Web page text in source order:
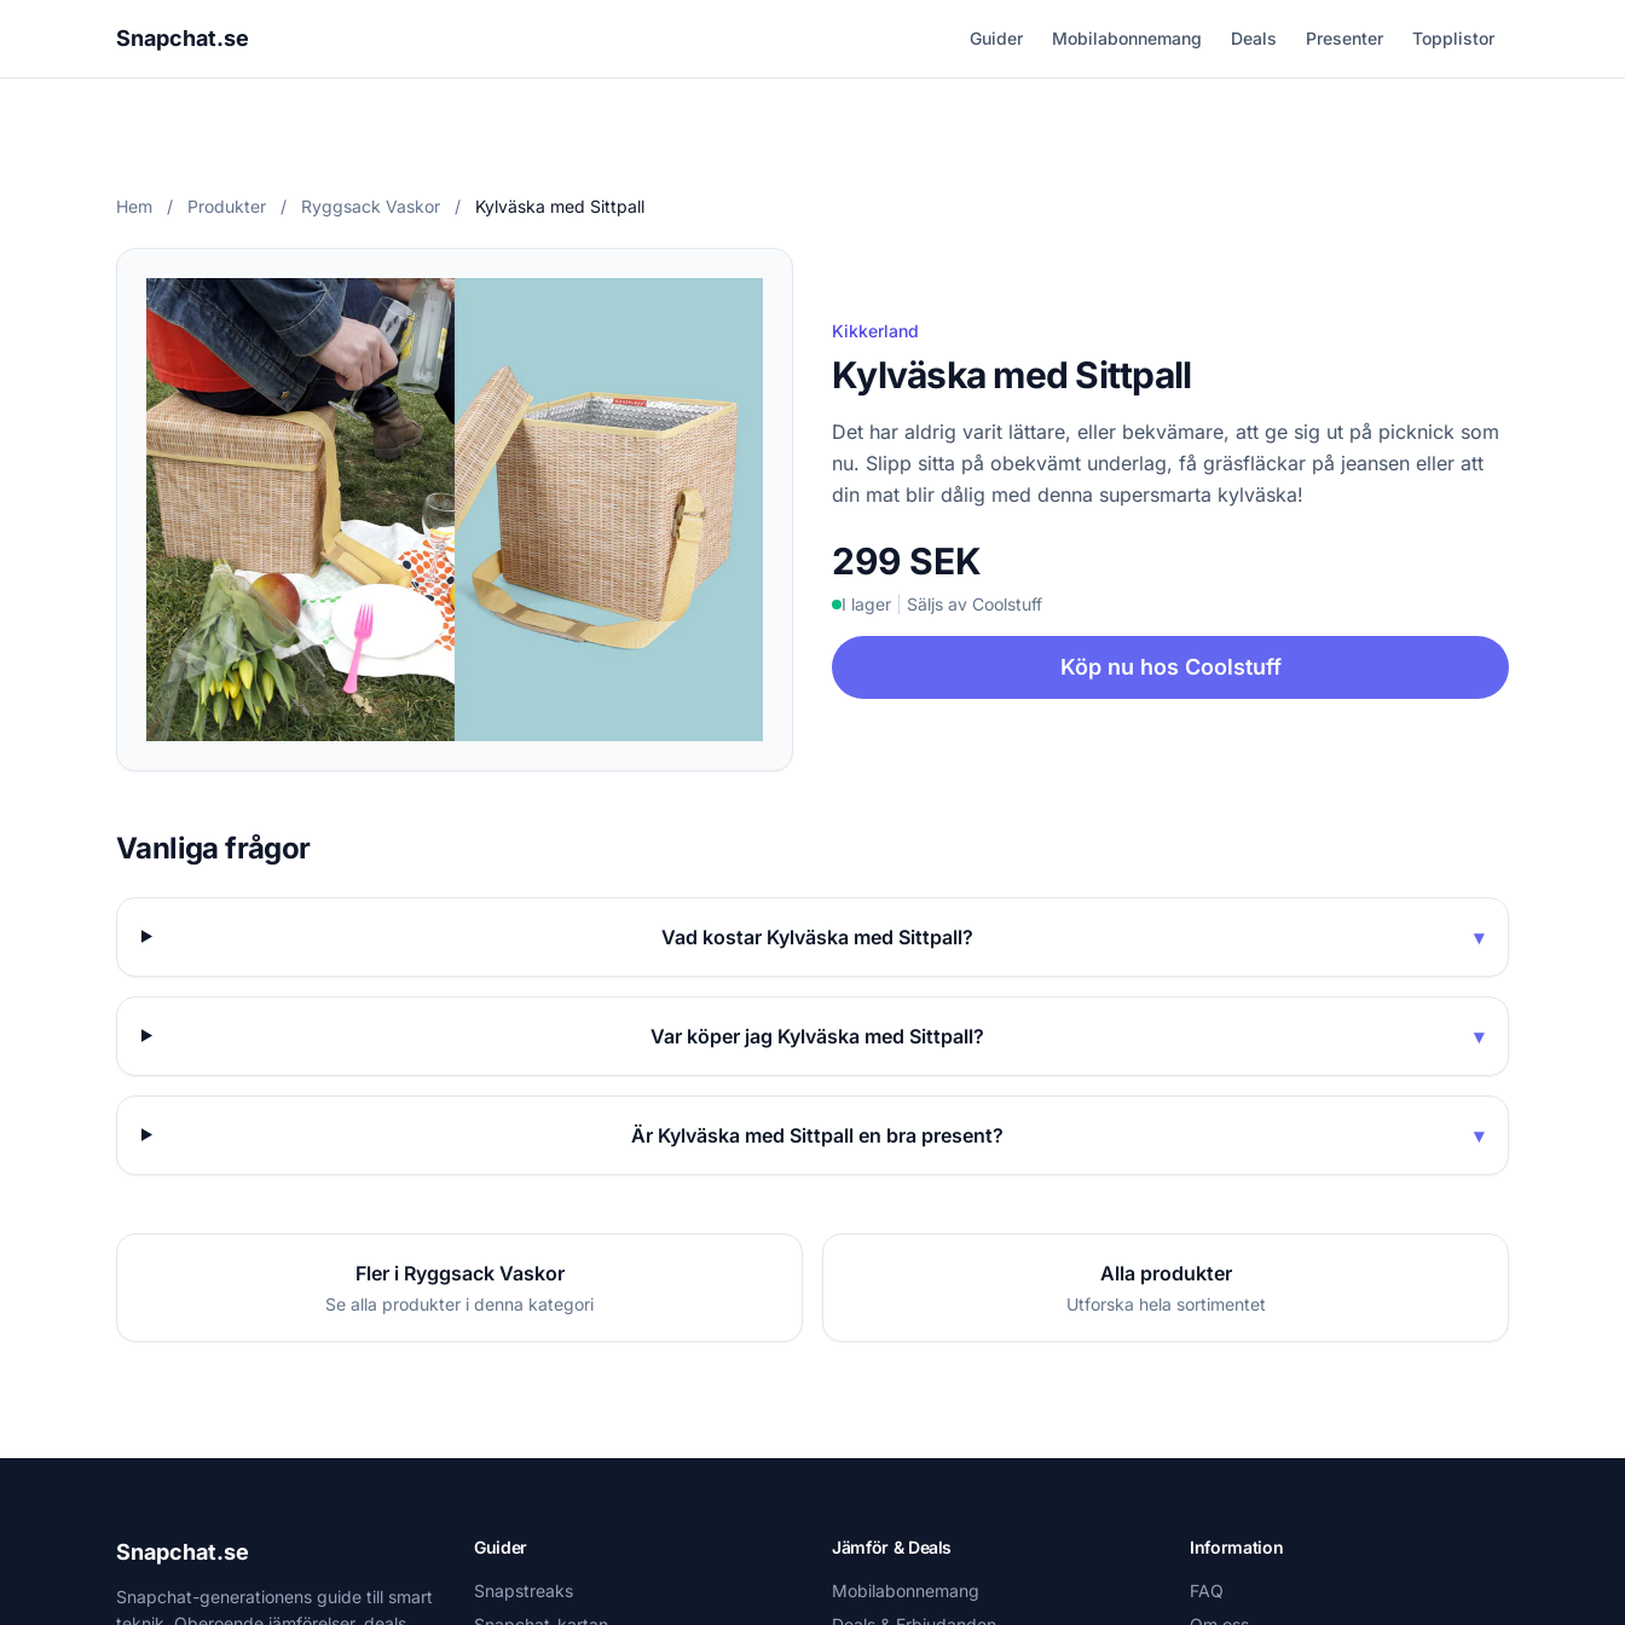
Snapchat.se Guider Mobilabonnemang Deals Presenter Topplistor
Hem / Produkter / Ryggsack Vaskor / Kylväska med Sittpall
Kikkerland
Kylväska med Sittpall
Det har aldrig varit lättare, eller bekvämare, att ge sig ut på picknick som
nu. Slipp sitta på obekvämt underlag, få gräsfläckar på jeansen eller att
din mat blir dålig med denna supersmarta kylväska!
299 SEK
I lager Säljs av Coolstuff
Köp nu hos Coolstuff
Vanliga frågor
Vad kostar Kylväska med Sittpall? ▾
Var köper jag Kylväska med Sittpall? ▾
Är Kylväska med Sittpall en bra present? ▾
Fler i Ryggsack Vaskor
Se alla produkter i denna kategori
Alla produkter
Utforska hela sortimentet
Snapchat.se
Snapchat-generationens guide till smart
Guider
Snapstreaks
Jämför & Deals
Mobilabonnemang
Information
FAQ